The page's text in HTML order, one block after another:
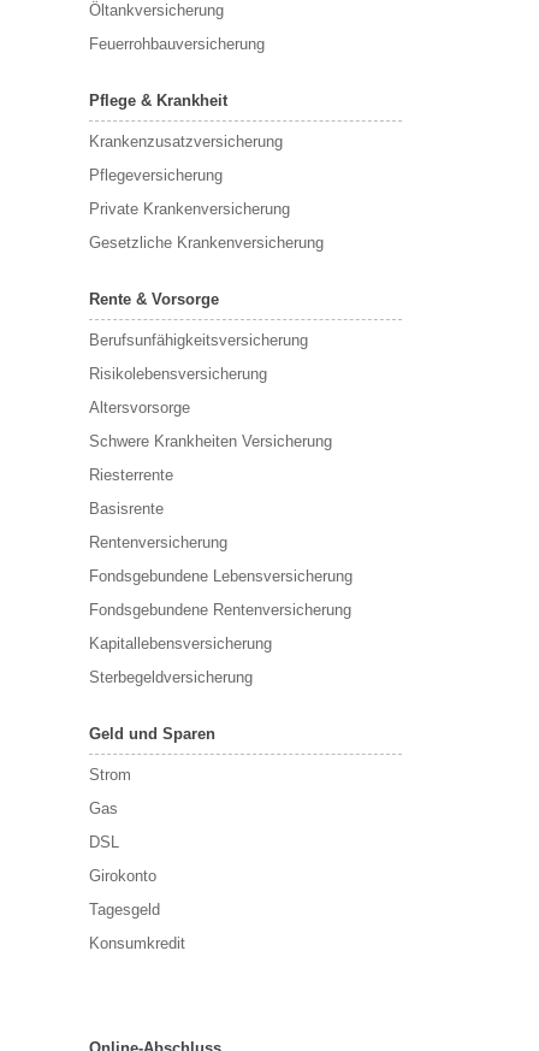
Öltankversicherung
Feuerrohbauversicherung
Pflege & Krankheit
Krankenzusatzversicherung
Pflegeversicherung
Private Krankenversicherung
Gesetzliche Krankenversicherung
Rente & Vorsorge
Berufs­unfähigkeitsversicherung
Risikolebensversicherung
Altersvorsorge
Schwere Krankheiten Versicherung
Riesterrente
Basisrente
Rentenversicherung
Fondsgebundene Lebensversicherung
Fondsgebundene Rentenversicherung
Kapitallebensversicherung
Sterbegeldversicherung
Geld und Sparen
Strom
Gas
DSL
Girokonto
Tagesgeld
Konsumkredit